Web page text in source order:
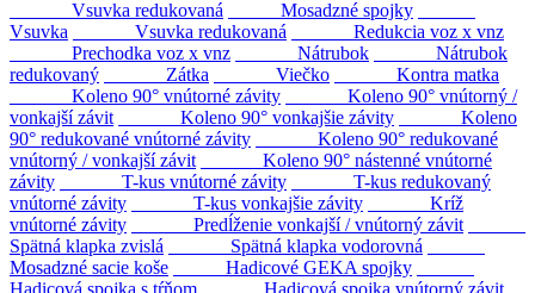
Vsuvka redukovaná
Mosadzné spojky
Vsuvka
Vsuvka redukovaná
Redukcia voz x vnz
Prechodka voz x vnz
Nátrubok
Nátrubok
redukovaný
Zátka Viečko
Kontra matka
Koleno 90° vnútorné závity
Koleno 90° vnútorný /
vonkajší závit
Koleno 90° vonkajšie závity
Koleno
90° redukované vnútorné závity
Koleno 90° redukované
vnútorný / vonkajší závit
Koleno 90° nástenné vnútorné
závity
T-kus vnútorné závity
T-kus redukovaný
vnútorné závity
T-kus vonkajšie závity
Kríž
vnútorné závity
Predĺženie vonkajší / vnútorný závit
Spätná klapka zvislá
Spätná klapka vodorovná
Mosadzné sacie koše
Hadicové GEKA spojky
Hadicová spojka s tŕňom
Hadicová spojka vnútorný závit